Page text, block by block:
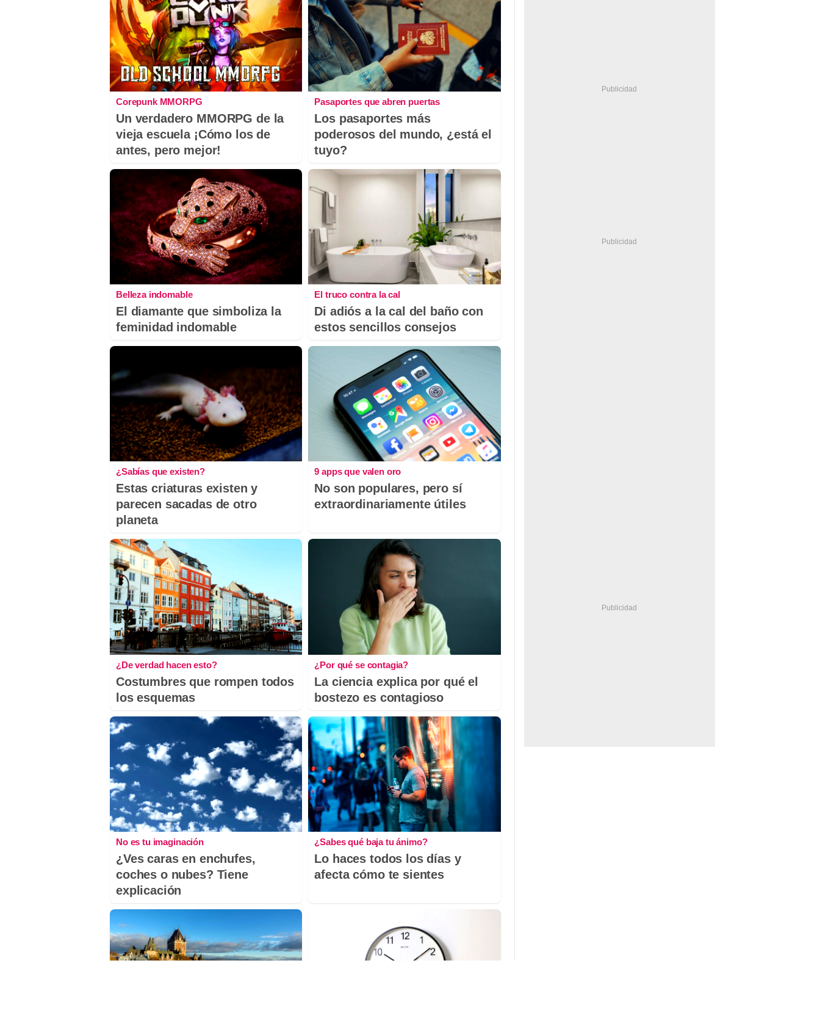
Corepunk MMORPG
Un verdadero MMORPG de la
vieja escuela ¡Cómo los de
antes, pero mejor!
Pasaportes que abren puertas
Los pasaportes más
poderosos del mundo, ¿está el
tuyo?
Belleza indomable
El diamante que simboliza la
feminidad indomable
El truco contra la cal
Di adiós a la cal del baño con
estos sencillos consejos
¿Sabías que existen?
Estas criaturas existen y
parecen sacadas de otro
planeta
9 apps que valen oro
No son populares, pero sí
extraordinariamente útiles
¿De verdad hacen esto?
Costumbres que rompen todos
los esquemas
¿Por qué se contagia?
La ciencia explica por qué el
bostezo es contagioso
No es tu imaginación
¿Ves caras en enchufes,
coches o nubes? Tiene
explicación
¿Sabes qué baja tu ánimo?
Lo haces todos los días y
afecta cómo te sientes